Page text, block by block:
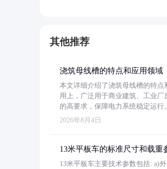
其他推荐
浇筑母线槽的特点和应用领域
本文详细介绍了浇筑母线槽的特
用上，广泛用于商业建筑、工业
的高要求，保障电力系统稳定运行。
2026年8月4日
13米平板车的标准尺寸和载重
13米平板车主要技术参数包括: a)